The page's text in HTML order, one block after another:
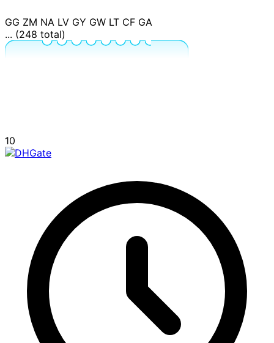
GG ZM NA LV GY GW LT CF GA
... (248 total)
10